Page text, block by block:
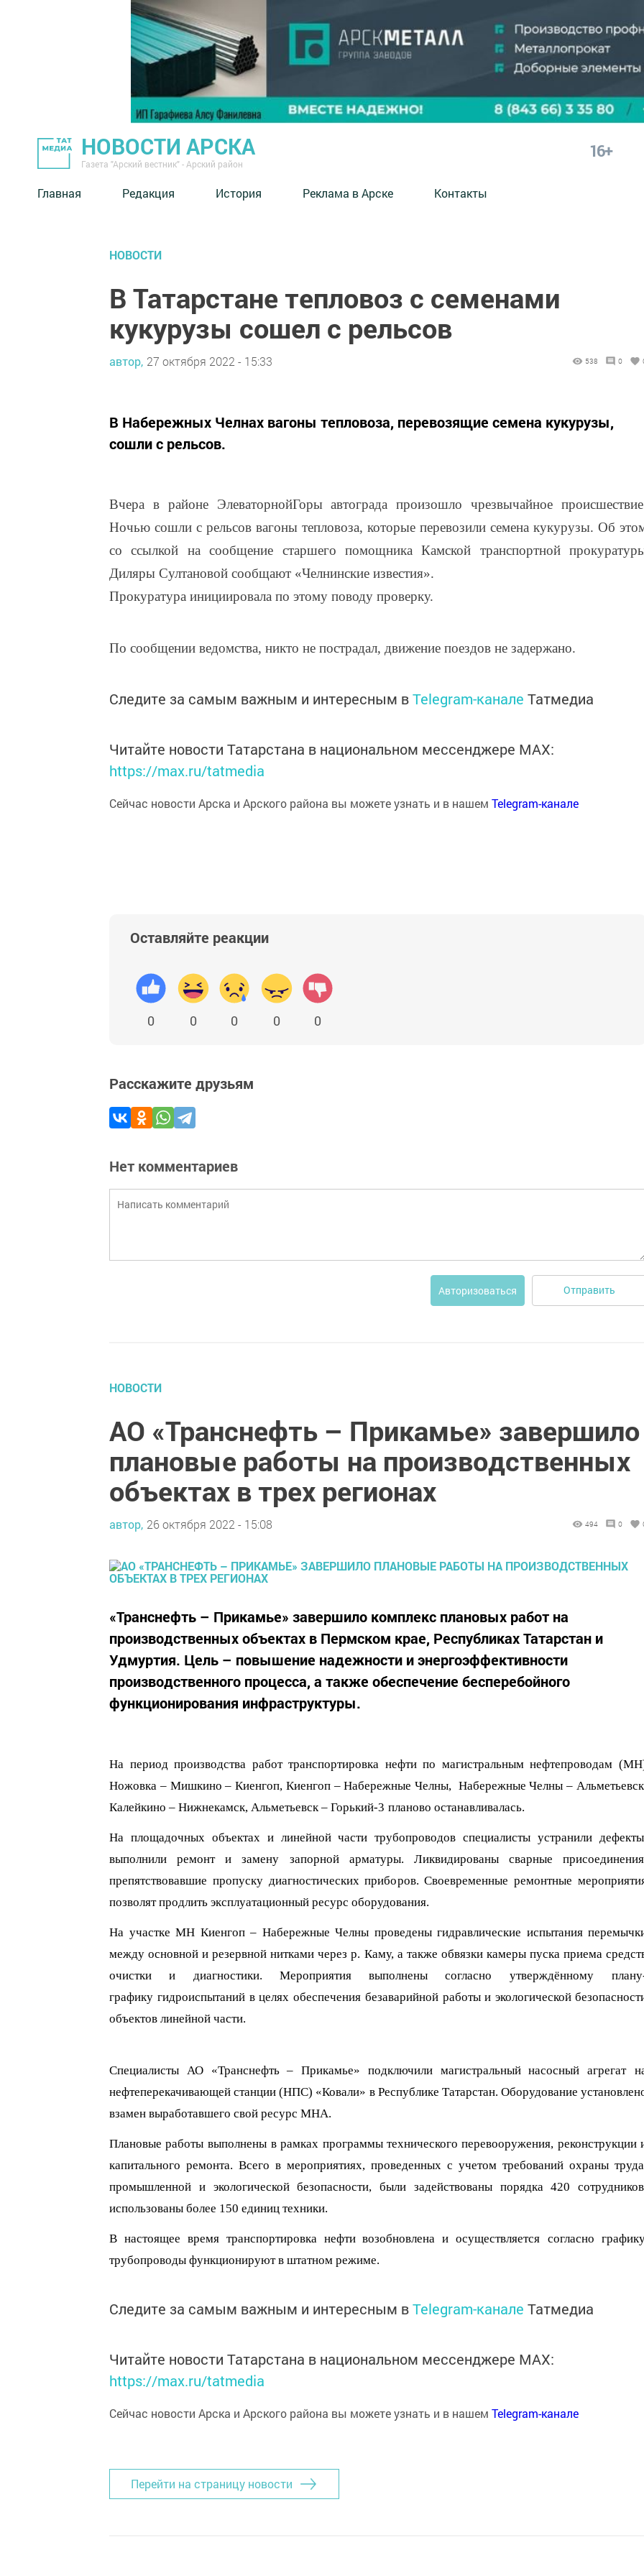
НОВОСТИ АРСКА
Газета "Арский вестник" - Арский район
16+
Главная Редакция История Реклама в Арске Контакты
НОВОСТИ
В Татарстане тепловоз с семенами
кукурузы сошел с рельсов
автор, 27 октября 2022 - 15:33 538 0
В Набережных Челнах вагоны тепловоза, перевозящие семена кукурузы,
сошли с рельсов.
Вчера в районе ЭлеваторнойГоры автограда произошло чрезвычайное
Ночью сошли с рельсов вагоны тепловоза, которые перевозили семена кукурузы. Об
со ссылкой на сообщение старшего помощника Камской транспортной
Диляры Султановой сообщают «Челнинские известия».
Прокуратура инициировала по этому поводу проверку.
По сообщении ведомства, никто не пострадал, движение поездов не задержано.
Следите за самым важным и интересным вTelegram-канале Татмедиа
Читайте новости Татарстана в национальном мессенджере MАХ:
https://max.ru/tatmedia
Сейчас новости Арска и Арского района вы можете узнать и в нашем Telegram-канале
Оставляйте реакции
0 0 0 0 0
Расскажите друзьям
Нет комментариев
Авторизоваться Отправить
НОВОСТИ
АО «Транснефть – Прикамье» завершило
плановые работы на производственных
объектах в трех регионах
автор, 26 октября 2022 - 15:08 494 0
«Транснефть – Прикамье» завершило комплекс плановых работ на
производственных объектах в Пермском крае, Республиках Татарстан и
Удмуртия. Цель – повышение надежности и энергоэффективности
производственного процесса, а также обеспечение бесперебойного
функционирования инфраструктуры.
На период производства работ транспортировка нефти по магистральным нефтепроводам
Ножовка – Мишкино –Киенгоп, Киенгоп– НабережныеЧелны, Набережные Челны –
Калейкино – Нижнекамск, Альметьевск – Горький-3 планово останавливалась.
На площадочных объектах и линейной части трубопроводов специалисты устранили
выполнили ремонт и замену запорной арматуры. Ликвидированысварные
препятствовавшие пропуску диагностических приборов. Своевременные ремонтные
позволят продлить эксплуатационный ресурс оборудования.
На участке МН Киенгоп– Набережные Челны проведены гидравлические испытания
между основной и резервной нитками через р. Каму, а также обвязки камеры пуска приема
очистки и диагностики. Мероприятиявыполнены согласно утверждённому плану
графику гидроиспытаний в целях обеспечения безаварийной работыи экологической
объектов линейной части.
Специалисты АО «Транснефть – Прикамье» подключили магистральныйнасосныйагрегат
нефтеперекачивающей станции (НПС) «Ковали» в Республике Татарстан. Оборудование
взамен выработавшего свой ресурс МНА.
Плановые работы выполнены в рамках программы технического перевооружения, реконструкции
капитального ремонта. Всего в мероприятиях, проведенных с учетом требований охраны
промышленной и экологической безопасности, были задействованы порядка420
использованы более 150 единиц техники.
В настоящее время транспортировка нефти возобновлена иосуществляется согласно
трубопроводы функционируют в штатном режиме.
Следите за самым важным и интересным вTelegram-канале Татмедиа
Читайте новости Татарстана в национальном мессенджере MАХ:
https://max.ru/tatmedia
Сейчас новости Арска и Арского района вы можете узнать и в нашем Telegram-канале
Перейти на страницу новости